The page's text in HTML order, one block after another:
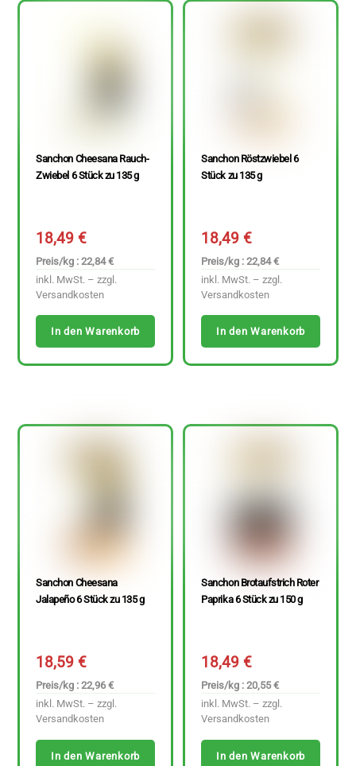
Sanchon Cheesana Rauch-
Zwiebel 6 Stück zu 135 g
18,49€
Preis/kg : 22,84 €
inkl. MwSt. – zzgl.
Versandkosten
In den Warenkorb
Sanchon Röstzwiebel 6
Stück zu 135 g
18,49€
Preis/kg : 22,84 €
inkl. MwSt. – zzgl.
Versandkosten
In den Warenkorb
Sanchon Cheesana
Jalapeño 6 Stück zu 135 g
18,59€
Preis/kg : 22,96 €
inkl. MwSt. – zzgl.
Versandkosten
In den Warenkorb
Sanchon Brotaufstrich Roter
Paprika 6 Stück zu 150 g
18,49€
Preis/kg : 20,55 €
inkl. MwSt. – zzgl.
Versandkosten
In den Warenkorb